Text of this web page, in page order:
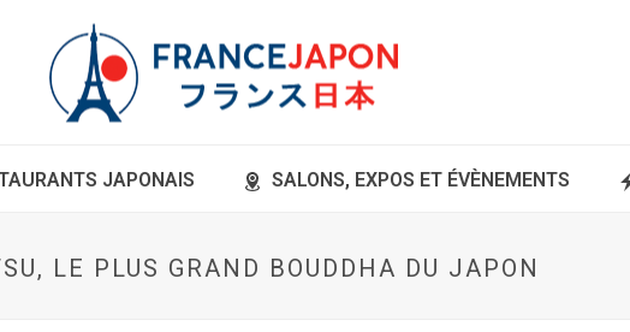
JAPONAIS SALONS, EXPOS ET ÉVÈNEMENTS
LE PLUS GRAND BOUDDHA DU JAPON